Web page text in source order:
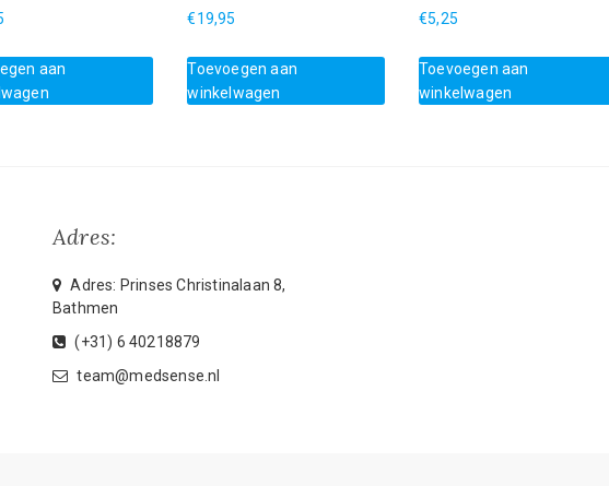
aan
€19,95
Toevoegen aan
winkelwagen
€5,25
Toevoegen aan
winkelwagen
Adres:
Adres: Prinses Christinalaan 8,
Bathmen
(+31) 6 40218879
team@medsense.nl